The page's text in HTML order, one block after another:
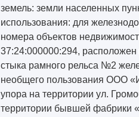
земель: земли населенных
использования: для
номера объектов
37:24:000000:294, расположен
стыка рамного рельса №2
необщего пользования ООО
упора на территории ул.
территории бывшей